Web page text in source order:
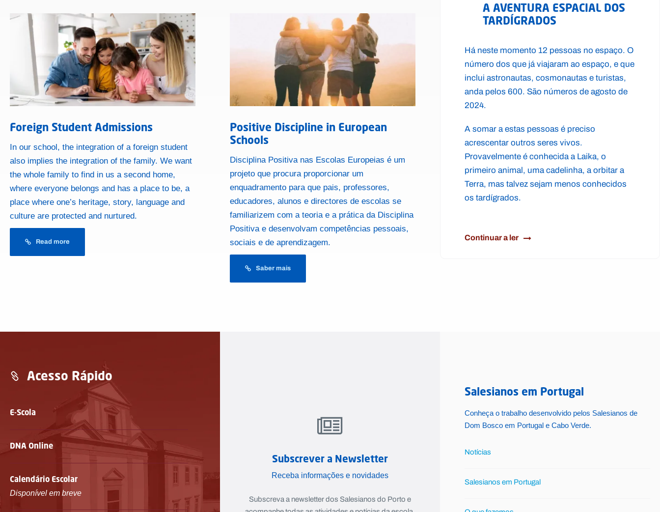
Foreign Student Admissions
In our school, the integration of a foreign student
also implies the integration of the family. We want
the whole family to find in us a second home,
where everyone belongs and has a place to be, a
place where one’s heritage, story, language and
culture are protected and nurtured.
Read more
Positive Discipline in European
Schools
Disciplina Positiva nas Escolas Europeias é um
projeto que procura proporcionar um
enquadramento para que pais, professores,
educadores, alunos e directores de escolas se
familiarizem com a teoria e a prática da Disciplina
Positiva e desenvolvam competências pessoais,
sociais e de aprendizagem.
Saber mais
A AVENTURA ESPACIAL DOS
TARDÍGRADOS
Há neste momento 12 pessoas no espaço. O
número dos que já viajaram ao espaço, e que
inclui astronautas, cosmonautas e turistas,
anda pelos 600. São números de agosto de
2024.
A somar a estas pessoas é preciso
acrescentar outros seres vivos.
Provavelmente é conhecida a Laika, o
primeiro animal, uma cadelinha, a orbitar a
Terra, mas talvez sejam menos conhecidos
os tardígrados.
Continuar a ler
Acesso Rápido
E-Scola
DNA Online
Calendário Escolar
Disponível em breve
Subscrever a Newsletter
Receba informações e novidades
Subscreva a newsletter dos Salesianos do Porto e
Salesianos em Portugal
Conheça o trabalho desenvolvido pelos Salesianos de
Dom Bosco em Portugal e Cabo Verde.
Notícias
Salesianos em Portugal